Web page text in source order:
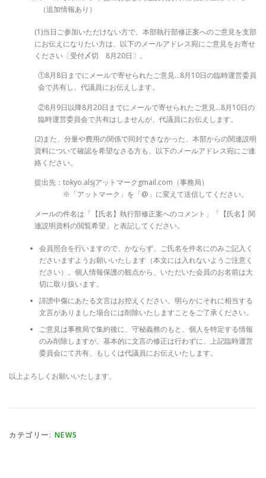
（追加情報あり）
(1)当日ご参加いただけない方で、本部執行部修正案へのご意見を支部
にお伝えになりたい方は、以下のメールアドレス宛にご意見をお寄せ
ください〔受付〆切 8月20日〕。
①8月8日までにメールで寄せられたご意見…8月10日の臨時運営委員
会で共有し、代議員にお伝えします。
②8月9日以降8月20日までにメールで寄せられたご意見…8月10日の
臨時運営委員会で共有はしませんが、代議員にお伝えします。
(2)また、分量や費用の関係で同封できなかった、本部からの関連説明
資料について確認を希望なさる方も、以下のメールアドレス宛にご連
絡ください。
提出先：tokyo.alsjアットマークgmail.com（事務局）
※「アットマーク」を「@」に変えて送信してください。
メールの件名は「【氏名】執行部修正案へのコメント」「【氏名】関
連説明資料の閲覧希望」と表記してください。
会員照合を行いますので、かならず、ご氏名を件名にのみご記入く
ださいますようお願いいたします（本文には入れないようご注意く
ださい）。個人情報保護の観点から、いただいた会員のお名前は大
切に取り扱います。
誹謗中傷にあたる文言はお控えください。明らかにそれに相当する
文言がありました場合には削除いたしますことをご了承ください。
ご意見は事務局で集約後に、守秘義務のもと、個人を特定する情報
のみ削除しますが、基本的に文言の修正は行わずに、上記臨時運営
委員会にて共有、もしくは代議員にお伝えいたします。
以上よろしくお願いいたします。
カテゴリー: NEWS